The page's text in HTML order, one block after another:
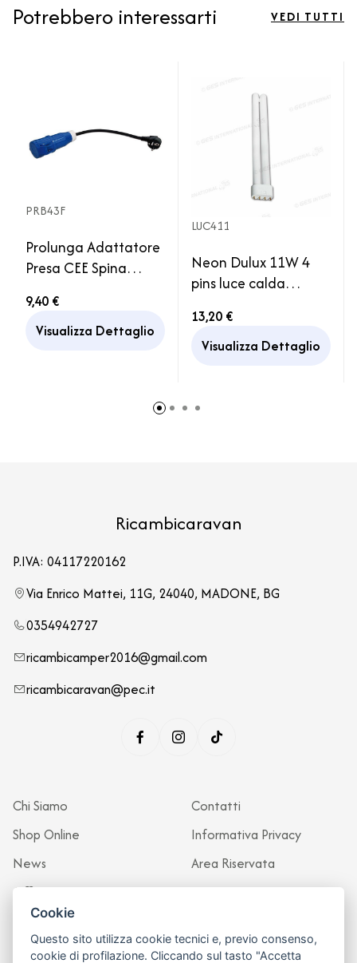
Potrebbero interessarti VEDI TUTTI
PRB43F
Prolunga Adattatore
Presa CEE Spina
Camper
9,40 €
Visualizza Dettaglio
LUC411
Neon Dulux 11W 4
pins luce calda
Camper Caravan
Barca
13,20 €
Visualizza Dettaglio
Ricambicaravan
P.IVA: 04117220162
Via Enrico Mattei, 11G, 24040, MADONE, BG
0354942727
ricambicamper2016@gmail.com
ricambicaravan@pec.it
Chi Siamo
Shop Online
News
Officina
Contatti
Informativa Privacy
Area Riservata
Cookie
Questo sito utilizza cookie tecnici e, previo consenso,
cookie di profilazione. Cliccando sul tasto "Accetta